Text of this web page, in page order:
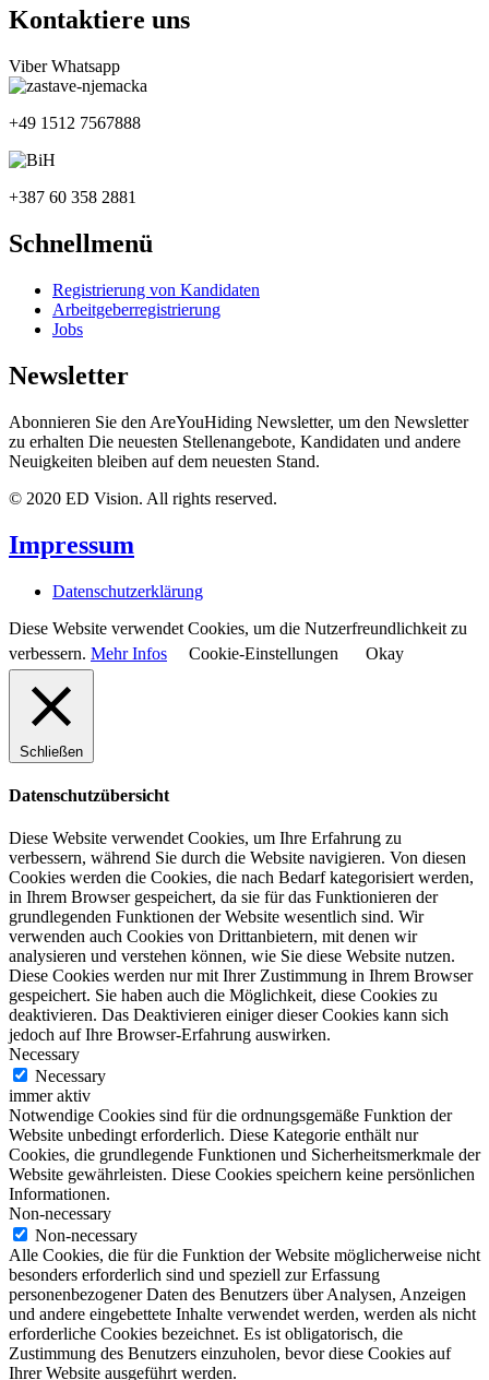
Kontaktiere uns
Viber Whatsapp
+49 1512 7567888
+387 60 358 2881
Schnellmenü
Registrierung von Kandidaten
Arbeitgeberregistrierung
Jobs
Newsletter
Abonnieren Sie den AreYouHiding Newsletter, um den Newsletter
zu erhalten Die neuesten Stellenangebote, Kandidaten und andere
Neuigkeiten bleiben auf dem neuesten Stand.
© 2020 ED Vision. All rights reserved.
Impressum
Datenschutzerklärung
Diese Website verwendet Cookies, um die Nutzerfreundlichkeit zu
verbessern. Mehr Infos Cookie-Einstellungen Okay
Schließen
Datenschutzübersicht
Diese Website verwendet Cookies, um Ihre Erfahrung zu
verbessern, während Sie durch die Website navigieren. Von diesen
Cookies werden die Cookies, die nach Bedarf kategorisiert werden,
in Ihrem Browser gespeichert, da sie für das Funktionieren der
grundlegenden Funktionen der Website wesentlich sind. Wir
verwenden auch Cookies von Drittanbietern, mit denen wir
analysieren und verstehen können, wie Sie diese Website nutzen.
Diese Cookies werden nur mit Ihrer Zustimmung in Ihrem Browser
gespeichert. Sie haben auch die Möglichkeit, diese Cookies zu
deaktivieren. Das Deaktivieren einiger dieser Cookies kann sich
jedoch auf Ihre Browser-Erfahrung auswirken.
Necessary
Necessary
immer aktiv
Notwendige Cookies sind für die ordnungsgemäße Funktion der
Website unbedingt erforderlich. Diese Kategorie enthält nur
Cookies, die grundlegende Funktionen und Sicherheitsmerkmale der
Website gewährleisten. Diese Cookies speichern keine persönlichen
Informationen.
Non-necessary
Non-necessary
Alle Cookies, die für die Funktion der Website möglicherweise nicht
besonders erforderlich sind und speziell zur Erfassung
personenbezogener Daten des Benutzers über Analysen, Anzeigen
und andere eingebettete Inhalte verwendet werden, werden als nicht
erforderliche Cookies bezeichnet. Es ist obligatorisch, die
Zustimmung des Benutzers einzuholen, bevor diese Cookies auf
Ihrer Website ausgeführt werden.